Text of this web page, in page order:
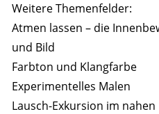
Weitere Themenfelder:
Atmen lassen – die
und Bild
Farbton und Klangfarbe
Experimentelles Malen
Lausch-Exkursion im